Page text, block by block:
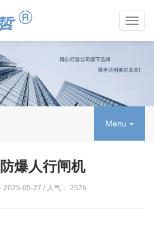
Menu
爆人行闸机
2025-05-27 / 人气： 2576